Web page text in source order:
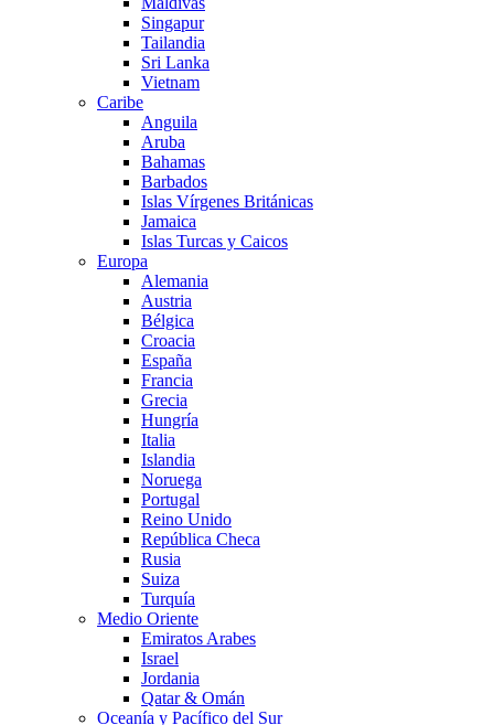
Singapur
Tailandia
Sri Lanka
Vietnam
Caribe
Anguila
Aruba
Bahamas
Barbados
Islas Vírgenes Británicas
Jamaica
Islas Turcas y Caicos
Europa
Alemania
Austria
Bélgica
Croacia
España
Francia
Grecia
Hungría
Italia
Islandia
Noruega
Portugal
Reino Unido
República Checa
Rusia
Suiza
Turquía
Medio Oriente
Emiratos Arabes
Israel
Jordania
Qatar & Omán
Oceanía y Pacífico del Sur